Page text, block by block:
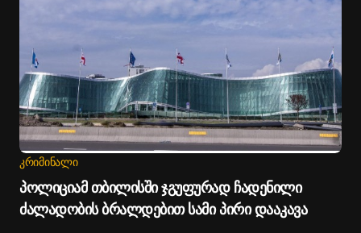
ᲙᲠᲘᲛᲘᲜᲐᲚᲘ
პოლიციამ თბილისში ჯგუფურად ჩადენილი
ძალადობის ბრალდებით სამი პირი დააკავა